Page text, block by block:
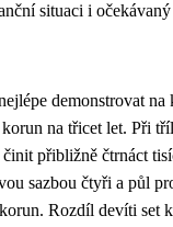
situaci i
demonstrovat
na třicet let. Při
přibližně čtrnáct
sazbou čtyři a půl
Rozdíl devíti set